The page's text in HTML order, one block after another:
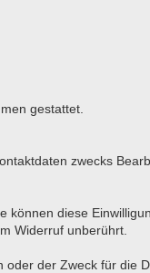
gestattet.
zwecks
können diese
Widerruf unberührt.
der Zweck für die